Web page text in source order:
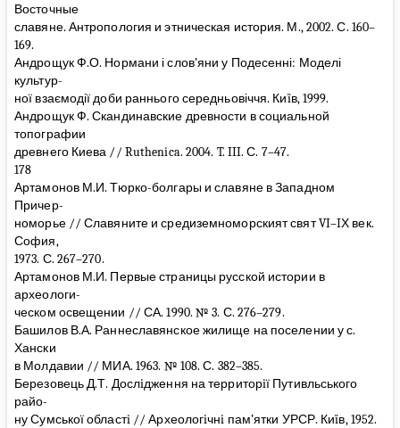
Восточные
славяне. Антропология и этническая история. М., 2002. С. 160–
169.
Андрощук Ф.О. Нормани і слов’яни у Подесенні: Моделі
культур-
ної взаємодії доби раннього середньовіччя. Киïв, 1999.
Андрощук Ф. Скандинавские древности в социальной
топографии
древнего Киева // Ruthenica. 2004. T. III. С. 7–47.
178
Артамонов М.И. Тюрко-болгары и славяне в Западном
Причер-
номорье // Славяните и средиземноморският свят VI–IХ век.
София,
1973. С. 267–270.
Артамонов М.И. Первые страницы русской истории в
археологи-
ческом освещении // СА. 1990. № 3. С. 276–279.
Башилов В.А. Раннеславянское жилище на поселении у с.
Хански
в Молдавии // МИА. 1963. № 108. С. 382–385.
Березовець Д.Т. Дослiдження на территорiї Путивльського
райо-
ну Сумської областi // Археологiчнi пам’ятки УРСР. Киïв, 1952.